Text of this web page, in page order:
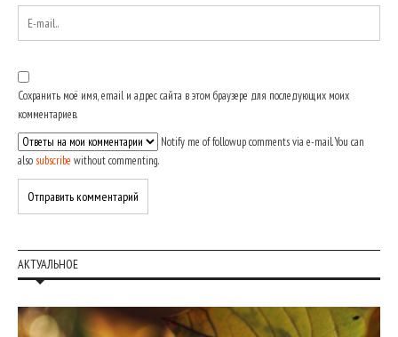
Сохранить моё имя, email и адрес сайта в этом браузере для последующих моих
комментариев.
Notify me of followup comments via e-mail. You can
also subscribe without commenting.
АКТУАЛЬНОЕ